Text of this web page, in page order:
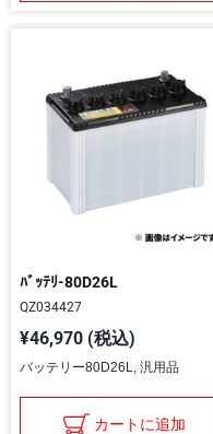
ﾊﾞｯﾃﾘ-80D26L
QZ034427
¥46,970 (税込)
バッテリー80D26L, 汎用品
カートに追加